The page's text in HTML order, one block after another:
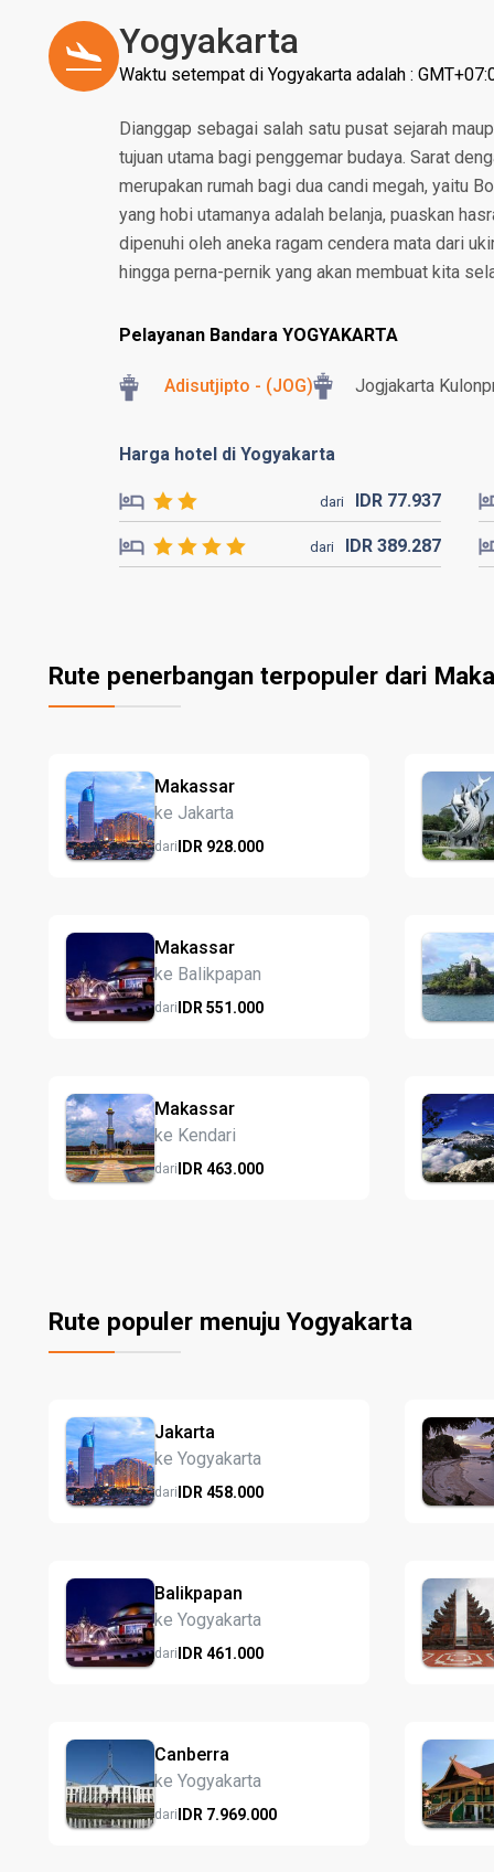
Yogyakarta
Waktu setempat di Yogyakarta adalah :
Dianggap sebagai salah satu pusat sejarah
tujuan utama bagi penggemar budaya. Sarat
merupakan rumah bagi dua candi megah, yaitu
yang hobi utamanya adalah belanja, puaskan
dipenuhi oleh aneka ragam cendera mata dari
hingga perna-pernik yang akan membuat kita
Pelayanan Bandara YOGYAKARTA
Adisutjipto - (JOG) Jogjakarta
Harga hotel di Yogyakarta
dari IDR 77.937
dari IDR 389.287
Rute penerbangan terpopuler dari
Makassar
ke Jakarta
dariIDR 928.000
Makassar
ke Balikpapan
dariIDR 551.000
Makassar
ke Kendari
dariIDR 463.000
Rute populer menuju Yogyakarta
Jakarta
ke Yogyakarta
dariIDR 458.000
Balikpapan
ke Yogyakarta
dariIDR 461.000
Canberra
ke Yogyakarta
dariIDR 7.969.000